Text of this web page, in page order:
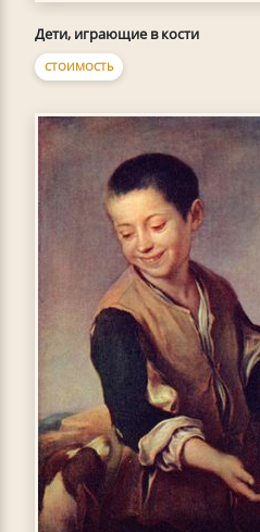
Дети, играющие в кости
СТОИМОСТЬ